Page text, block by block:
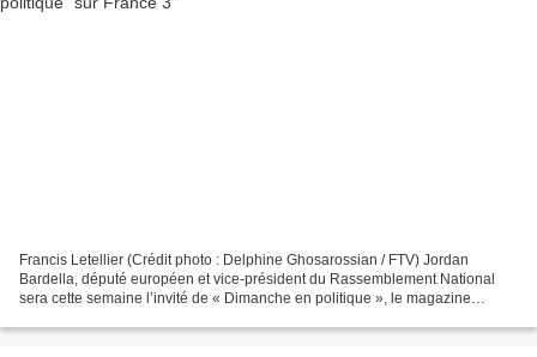
Francis Letellier (Crédit photo : Delphine Ghosarossian / FTV) Jordan
Bardella, député européen et vice-président du Rassemblement National
sera cette semaine l’invité de « Dimanche en politique », le magazine